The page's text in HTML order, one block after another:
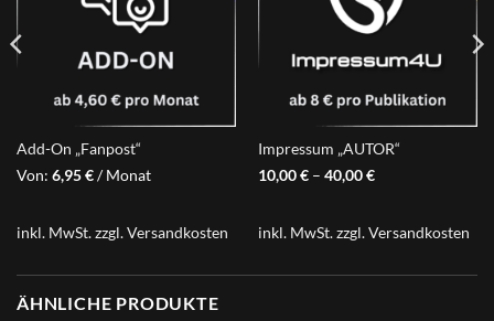
Add-On „Fanpost“
Von: 6,95€ / Monat
inkl. MwSt.zzgl.Versandkosten
Impressum „AUTOR“
10,00€– 40,00€
inkl. MwSt.zzgl.Versandkosten
ÄHNLICHE PRODUKTE